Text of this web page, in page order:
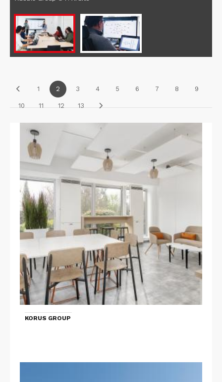
1 2 3 4 5 6 7 8 9
10 11 12 13
KORUS GROUP